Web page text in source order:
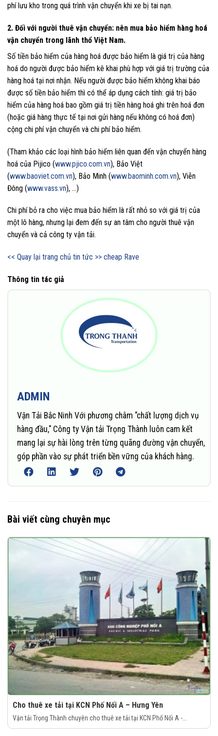
phí lưu kho trong quá trình vận chuyển khi xe bị tai nạn.
2. Đối với người thuê vận chuyển: nên mua bảo hiểm hàng hoá
vận chuyển trong lãnh thổ Việt Nam.
Số tiền bảo hiểm của hàng hoá được bảo hiểm là giá trị của hàng
hoá do người được bảo hiểm kê khai phù hợp với giá trị trường của
hàng hoá tại nơi nhận. Nếu người được bảo hiểm không khai báo
được số tiền bảo hiểm thì có thể áp dụng cách tính: giá trị bảo
hiểm của hàng hoá bao gồm giá trị tiền hàng hoá ghi trên hoá đơn
(hoặc giá hàng thực tế tại nơi gửi hàng nếu không có hoá đơn)
cộng chi phí vận chuyển và chi phí bảo hiểm.
(Tham khảo các loại hình bảo hiểm liên quan đến vận chuyển hàng
hoá của Pijico (www.pjico.com.vn), Bảo Việt
(www.baoviet.com.vn), Bảo Minh (www.baominh.com.vn), Viễn
Đông (www.vass.vn), …)
Chi phí bỏ ra cho việc mua bảo hiểm là rất nhỏ so với giá trị của
một lô hàng, nhưng lại đem đến sự an tâm cho người thuê vận
chuyển và cả công ty vận tải.
<< Quay lại trang chủ tin tức >> cheap Rave
Thông tin tác giả
ADMIN
Vận Tải Bắc Ninh Với phương châm "chất lượng dịch vụ
hàng đầu," Công ty Vận tải Trọng Thành luôn cam kết
mang lại sự hài lòng trên từng quãng đường vận chuyển,
góp phần vào sự phát triển bền vững của khách hàng.
Bài viết cùng chuyên mục
Cho thuê xe tải tại KCN Phố Nối A – Hưng Yên
Vận tải Trọng Thành chuyên cho thuê xe tải tại KCN Phố Nối A -...